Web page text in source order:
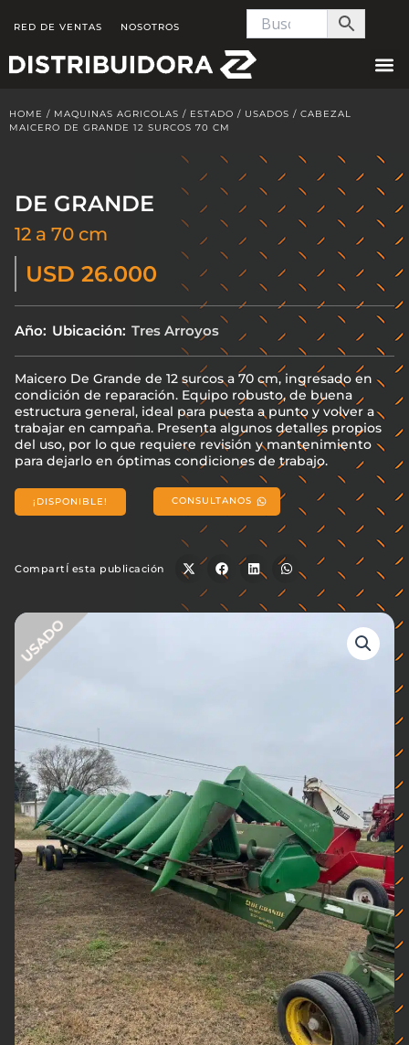
content
RED DE VENTAS NOSOTROS
HOME / MAQUINAS AGRICOLAS / ESTADO / USADOS / CABEZAL
MAICERO DE GRANDE 12 SURCOS 70 CM
DE GRANDE
12 a 70 cm
USD 26.000
Año: Ubicación: Tres Arroyos
Maicero De Grande de 12 surcos a 70 cm, ingresado en
condición de reparación. Equipo robusto, de buena
estructura general, ideal para puesta a punto y volver a
trabajar en campaña. Presenta algunos detalles propios
del uso, por lo que requiere revisión y mantenimiento
para dejarlo en óptimas condiciones de trabajo.
¡DISPONIBLE! CONSULTANOS
CompartÍ esta publicación